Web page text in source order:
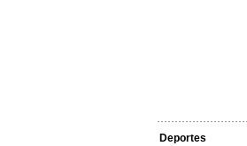
Deportes